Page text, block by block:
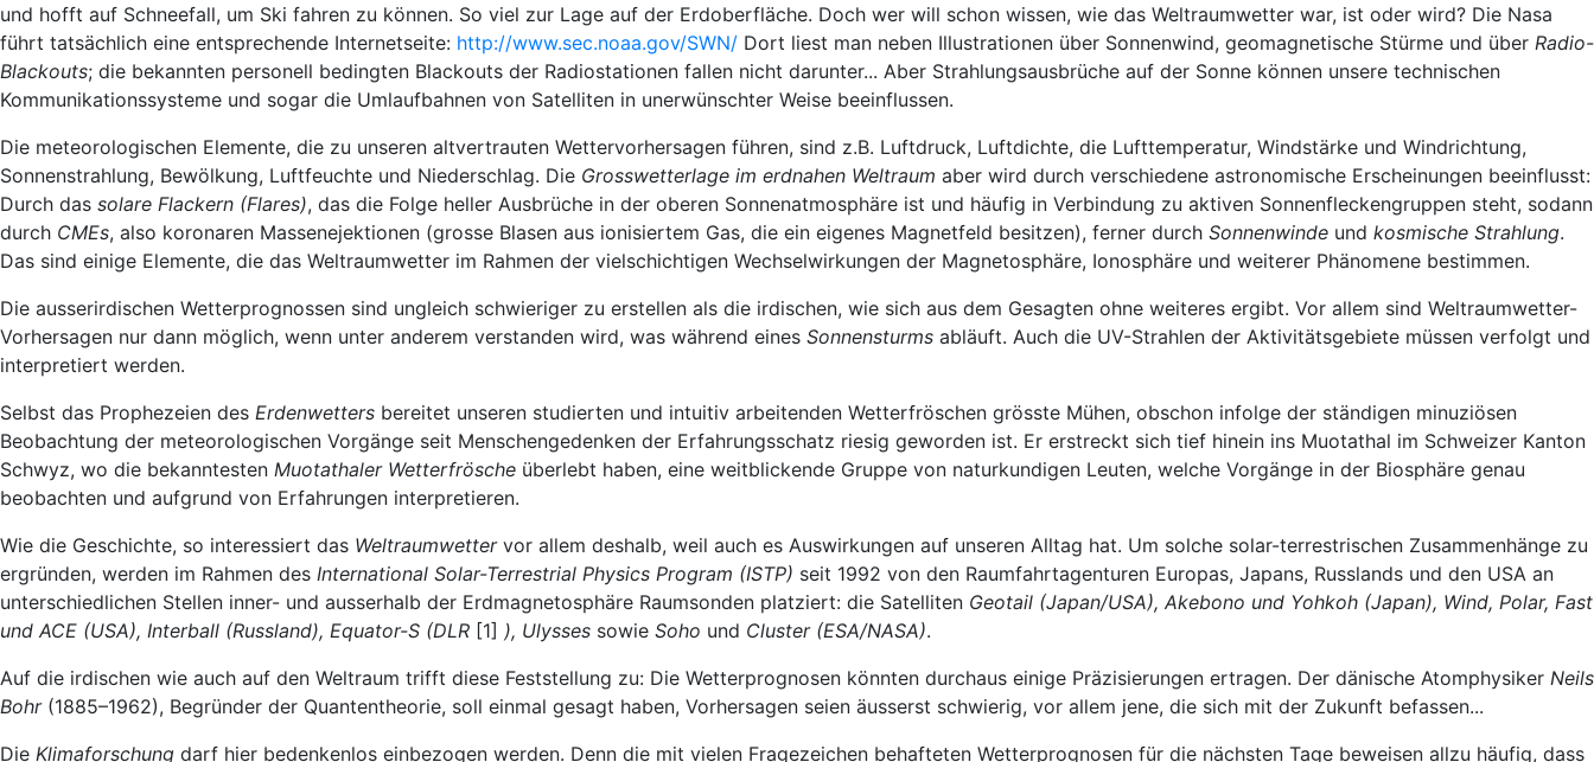
und hofft auf Schneefall, um Ski fahren zu können. So viel zur Lage auf der Erdoberfläche. Doch wer will schon wissen, wie das Weltraumwetter war, ist oder wird? Die Nasa
führt tatsächlich eine entsprechende Internetseite: http://www.sec.noaa.gov/SWN/ Dort liest man neben Illustrationen über Sonnenwind, geomagnetische Stürme und über Radio-
Blackouts; die bekannten personell bedingten Blackouts der Radiostationen fallen nicht darunter... Aber Strahlungsausbrüche auf der Sonne können unsere technischen
Kommunikationssysteme und sogar die Umlaufbahnen von Satelliten in unerwünschter Weise beeinflussen.
Die meteorologischen Elemente, die zu unseren altvertrauten Wettervorhersagen führen, sind z.B. Luftdruck, Luftdichte, die Lufttemperatur, Windstärke und Windrichtung,
Sonnenstrahlung, Bewölkung, Luftfeuchte und Niederschlag. Die Grosswetterlage im erdnahen Weltraum aber wird durch verschiedene astronomische Erscheinungen beeinflusst:
Durch das solare Flackern (Flares), das die Folge heller Ausbrüche in der oberen Sonnenatmosphäre ist und häufig in Verbindung zu aktiven Sonnenfleckengruppen steht, sodann
durch CMEs, also koronaren Massenejektionen (grosse Blasen aus ionisiertem Gas, die ein eigenes Magnetfeld besitzen), ferner durch Sonnenwinde und kosmische Strahlung.
Das sind einige Elemente, die das Weltraumwetter im Rahmen der vielschichtigen Wechselwirkungen der Magnetosphäre, Ionosphäre und weiterer Phänomene bestimmen.
Die ausserirdischen Wetterprognossen sind ungleich schwieriger zu erstellen als die irdischen, wie sich aus dem Gesagten ohne weiteres ergibt. Vor allem sind Weltraumwetter-
Vorhersagen nur dann möglich, wenn unter anderem verstanden wird, was während eines Sonnensturms abläuft. Auch die UV-Strahlen der Aktivitätsgebiete müssen verfolgt und
interpretiert werden.
Selbst das Prophezeien des Erdenwetters bereitet unseren studierten und intuitiv arbeitenden Wetterfröschen grösste Mühen, obschon infolge der ständigen minuziösen
Beobachtung der meteorologischen Vorgänge seit Menschengedenken der Erfahrungsschatz riesig geworden ist. Er erstreckt sich tief hinein ins Muotathal im Schweizer Kanton
Schwyz, wo die bekanntesten Muotathaler Wetterfrösche überlebt haben, eine weitblickende Gruppe von naturkundigen Leuten, welche Vorgänge in der Biosphäre genau
beobachten und aufgrund von Erfahrungen interpretieren.
Wie die Geschichte, so interessiert das Weltraumwettervor allem deshalb, weil auch es Auswirkungen auf unseren Alltag hat. Um solche solar-terrestrischen Zusammenhänge zu
ergründen, werden im Rahmen des International Solar-Terrestrial Physics Program (ISTP) seit 1992 von den Raumfahrtagenturen Europas, Japans, Russlands und den USA an
unterschiedlichen Stellen inner- und ausserhalb der Erdmagnetosphäre Raumsonden platziert: die Satelliten Geotail (Japan/USA), Akebono und Yohkoh (Japan), Wind, Polar, Fast
und ACE (USA), Interball (Russland), Equator-S (DLR [1] ), Ulysses sowie Soho und Cluster (ESA/NASA).
Auf die irdischen wie auch auf den Weltraum trifft diese Feststellung zu: Die Wetterprognosen könnten durchaus einige Präzisierungen ertragen. Der dänische Atomphysiker Neils
Bohr(1885–1962), Begründer der Quantentheorie, soll einmal gesagt haben, Vorhersagen seien äusserst schwierig, vor allem jene, die sich mit der Zukunft befassen...
Die Klimaforschung darf hier bedenkenlos einbezogen werden. Denn die mit vielen Fragezeichen behafteten Wetterprognosen für die nächsten Tage beweisen allzu häufig, dass